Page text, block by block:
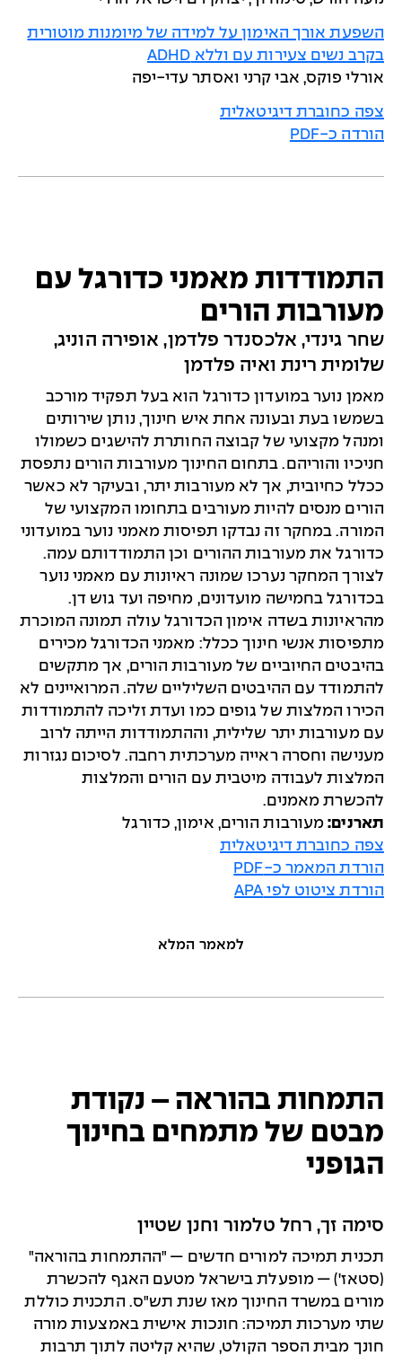
השפעת אורך האימון על למידה של מיומנות מוטורית
בקרב נשים צעירות עם וללא ADHD
אורלי פוקס, אבי קרני ואסתר עדי-יפה
צפה כחוברת דיגיטאלית
הורדה כ-PDF
התמודדות מאמני כדורגל עם
מעורבות הורים
שחר גינדי, אלכסנדר פלדמן, אופירה הוניג,
שלומית רינת ואיה פלדמן
מאמן נוער במועדון כדורגל הוא בעל תפקיד מורכב
בשמשו בעת ובעונה אחת איש חינוך, נותן שירותים
ומנהל מקצועי של קבוצה החותרת להישגים כשמולו
חניכיו והוריהם. בתחום החינוך מעורבות הורים נתפסת
ככלל כחיובית, אך לא מעורבות יתר, ובעיקר לא כאשר
הורים מנסים להיות מעורבים בתחומו המקצועי של
המורה. במחקר זה נבדקו תפיסות מאמני נוער במועדוני
כדורגל את מעורבות ההורים וכן התמודדותם עמה.
לצורך המחקר נערכו שמונה ראיונות עם מאמני נוער
בכדורגל בחמישה מועדונים, מחיפה ועד גוש דן.
מהראיונות בשדה אימון הכדורגל עולה תמונה המוכרת
מתפיסות אנשי חינוך ככלל: מאמני הכדורגל מכירים
בהיבטים החיוביים של מעורבות הורים, אך מתקשים
להתמודד עם ההיבטים השליליים שלה. המרואיינים לא
הכירו המלצות של גופים כמו ועדת זליכה להתמודדות
עם מעורבות יתר שלילית, וההתמודדות הייתה לרוב
מענישה וחסרה ראייה מערכתית רחבה. לסיכום נגזרות
המלצות לעבודה מיטבית עם הורים והמלצות
להכשרת מאמנים.
תארנים:מעורבות הורים, אימון, כדורגל
צפה כחוברת דיגיטאלית
הורדת המאמר כ-PDF
הורדת ציטוט לפי APA
למאמר המלא
התמחות בהוראה – נקודת
מבטם של מתמחים בחינוך
הגופני
סימה זך, רחל טלמור וחנן שטיין
תכנית תמיכה למורים חדשים — "ההתמחות בהוראה"
(סטאז') — מופעלת בישראל מטעם האגף להכשרת
מורים במשרד החינוך מאז שנת תש"ס. התכנית כוללת
שתי מערכות תמיכה: חונכות אישית באמצעות מורה
חונך מבית הספר הקולט, שהיא קליטה לתוך תרבות